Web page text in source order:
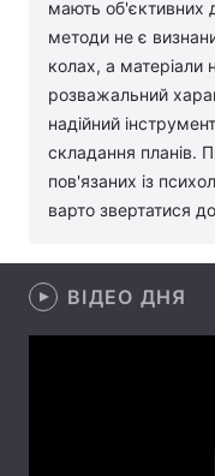
Відео з Youtube
Інтерв'ю
Архів
Контакти
Послуги
мають об'єктивних
методи не є
колах, а матеріали
розважальний
надійний
складання планів.
пов'язаних із
варто звертатися
ВІДЕО ДНЯ